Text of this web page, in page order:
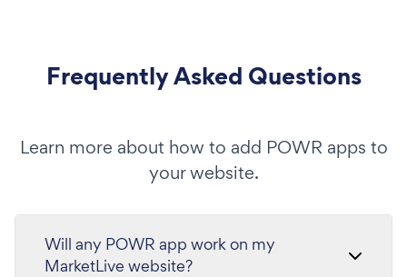
Frequently Asked Questions
Learn more about how to add POWR apps to
your website.
Will any POWR app work on my
MarketLive website?